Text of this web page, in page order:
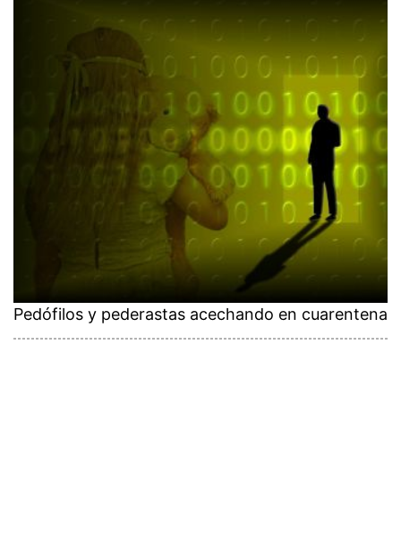
Pedófilos y pederastas acechando en cuarentena